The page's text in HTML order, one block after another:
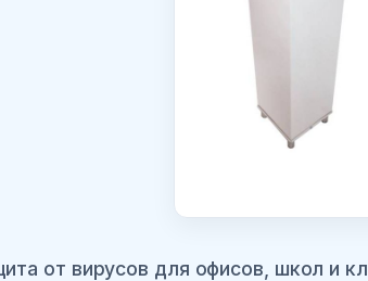
от вирусов для офисов, школ и